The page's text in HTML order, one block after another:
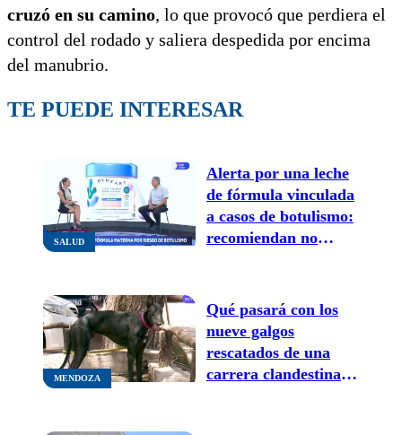
cruzó en su camino, lo que provocó que perdiera el
control del rodado y saliera despedida por encima
del manubrio.
TE PUEDE INTERESAR
SALUD
Alerta por una leche
de fórmula vinculada
a casos de botulismo:
recomiendan no
cualquier síntoma
MENDOZA
Qué pasará con los
nueve galgos
rescatados de una
carrera clandestina